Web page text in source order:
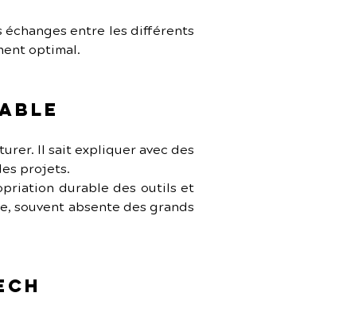
entre les différents
optimal.
Il sait expliquer avec des
projets.
durable des outils et
souvent absente des grands